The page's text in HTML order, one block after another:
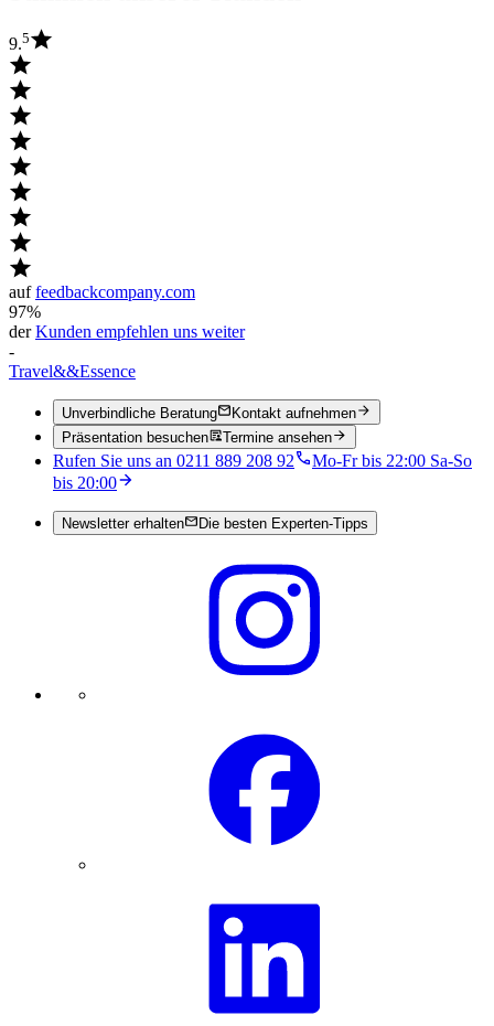
9.5
auffeedbackcompany.com
97%
derKunden empfehlen uns weiter
-
Travel&&Essence
Unverbindliche Beratung
Kontakt aufnehmen
Präsentation besuchen
Termine ansehen
Rufen Sie uns an 0211 889 208 92
Mo-Fr bis 22:00 Sa-So
bis 20:00
Newsletter erhalten Die besten Experten-Tipps